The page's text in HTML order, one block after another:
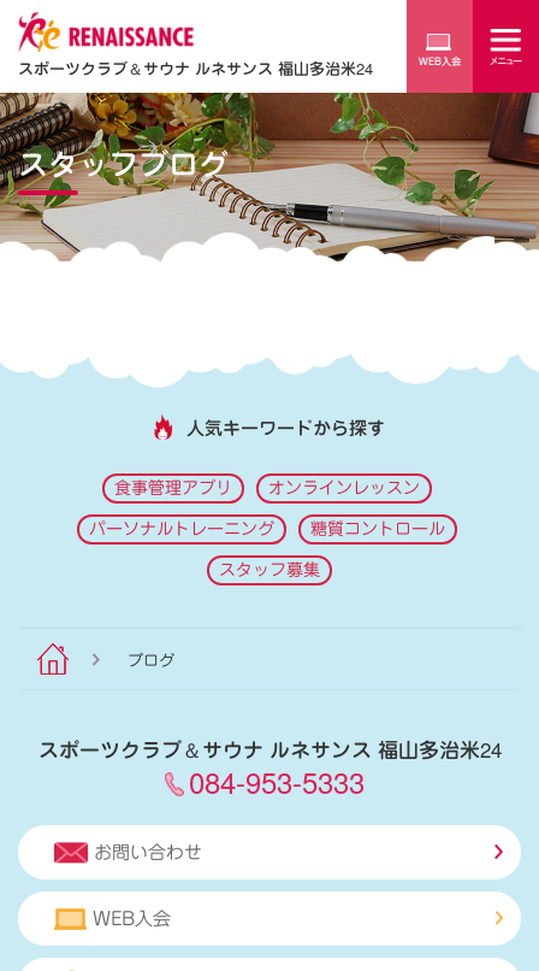
スポーツクラブ＆サウナ ルネサンス 福山多治米24
スタッフブログ
人気キーワードから探す
食事管理アプリ オンラインレッスン
パーソナルトレーニング 糖質コントロール
スタッフ募集
ブログ
スポーツクラブ＆サウナ ルネサンス 福山多治米24
084-953-5333
お問い合わせ
WEB入会